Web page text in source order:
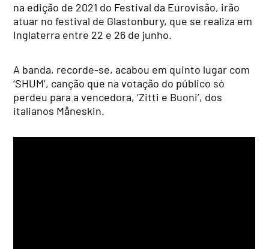
na edição de 2021 do Festival da Eurovisão, irão
atuar no festival de Glastonbury, que se realiza em
Inglaterra entre 22 e 26 de junho.
A banda, recorde-se, acabou em quinto lugar com
‘SHUM’, canção que na votação do público só
perdeu para a vencedora, ‘Zitti e Buoni’, dos
italianos Måneskin.